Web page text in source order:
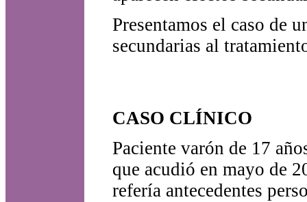
Presentamos el caso de
secundarias al
CASO CLÍNICO
Paciente varón de 17
que acudió en mayo de
refería antecedentes